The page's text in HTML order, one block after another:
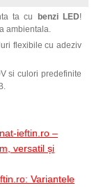
ta cu benzi LED!
ambientala.
flexibile cu adeziv
si culori predefinite
ieftin.ro –
versatil și
Variantele